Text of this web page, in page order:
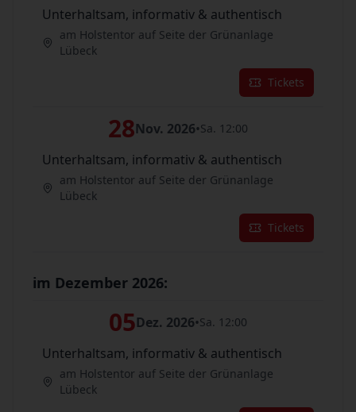
Unterhaltsam, informativ & authentisch
am Holstentor auf Seite der Grünanlage
Lübeck
Tickets
28Nov. 2026•Sa. 12:00
Unterhaltsam, informativ & authentisch
am Holstentor auf Seite der Grünanlage
Lübeck
Tickets
im Dezember 2026:
05Dez. 2026•Sa. 12:00
Unterhaltsam, informativ & authentisch
am Holstentor auf Seite der Grünanlage
Lübeck